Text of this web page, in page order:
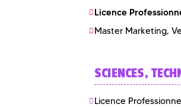
Licence
Master Marketing,
SCIENCES,
Licence